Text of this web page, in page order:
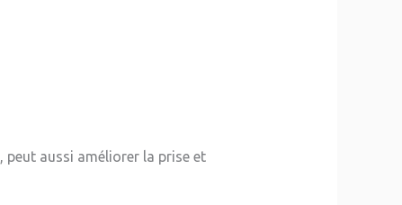
, peut aussi améliorer la prise et